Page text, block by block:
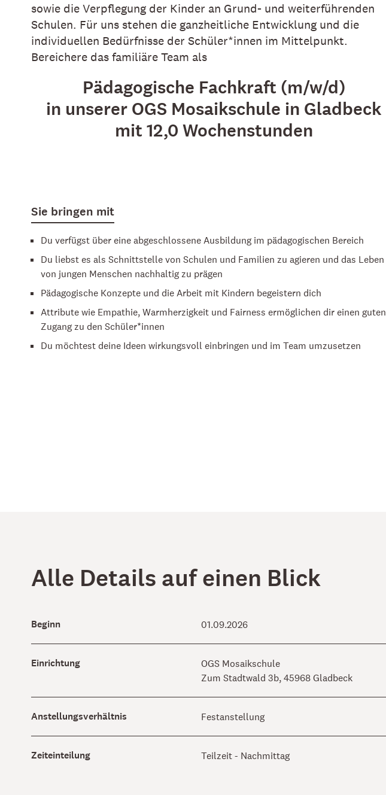
sowie die Verpflegung der Kinder an Grund- und weiterführenden
Schulen. Für uns stehen die ganzheitliche Entwicklung und die
individuellen Bedürfnisse der Schüler*innen im Mittelpunkt.
Bereichere das familiäre Team als
Pädagogische Fachkraft (m/w/d)
in unserer OGS Mosaikschule in Gladbeck
mit 12,0 Wochenstunden
Sie bringen mit
Du verfügst über eine abgeschlossene Ausbildung im pädagogischen Bereich
Du liebst es als Schnittstelle von Schulen und Familien zu agieren und das Leben
von jungen Menschen nachhaltig zu prägen
Pädagogische Konzepte und die Arbeit mit Kindern begeistern dich
Attribute wie Empathie, Warmherzigkeit und Fairness ermöglichen dir einen guten
Zugang zu den Schüler*innen
Du möchtest deine Ideen wirkungsvoll einbringen und im Team umzusetzen
Alle Details auf einen Blick
Beginn 01.09.2026
Einrichtung
OGS Mosaikschule
Zum Stadtwald 3b, 45968 Gladbeck
Anstellungsverhältnis Festanstellung
Zeiteinteilung Teilzeit - Nachmittag